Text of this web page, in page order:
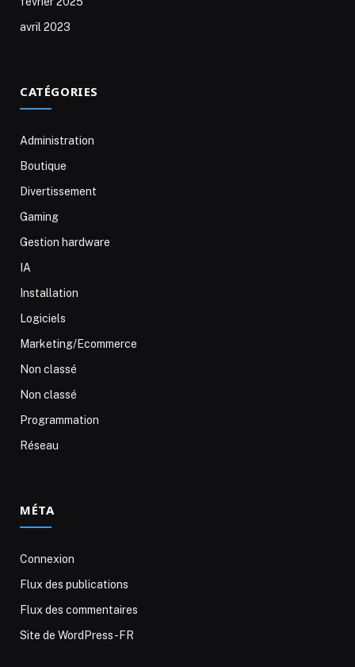
avril 2023
CATÉGORIES
Administration
Boutique
Divertissement
Gaming
Gestion hardware
IA
Installation
Logiciels
Marketing/Ecommerce
Non classé
Non classé
Programmation
Réseau
MÉTA
Connexion
Flux des publications
Flux des commentaires
Site de WordPress-FR